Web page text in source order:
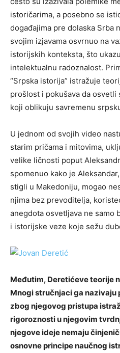
istoričarima, a posebno se
događajima pre dolaska Srba
svojim izjavama osvrnuo na
istorijskih konteksta, što
intelektualnu radoznalost.
“Srpska istorija” istražuje
prošlost i pokušava da
koji oblikuju savremenu
U jednom od svojih video
starim pričama i mitovima,
velike ličnosti poput
spomenuo kako je
stigli u Makedoniju, mogao
njima bez prevoditelja,
anegdota osvetljava ne samo
i istorijske veze koje sežu
Međutim, Deretićeve teorije
Mnogi stručnjaci ga nazivaju
zbog njegovog pristupa
rigoroznosti u njegovim
njegove ideje nemaju
osnovne principe naučnog